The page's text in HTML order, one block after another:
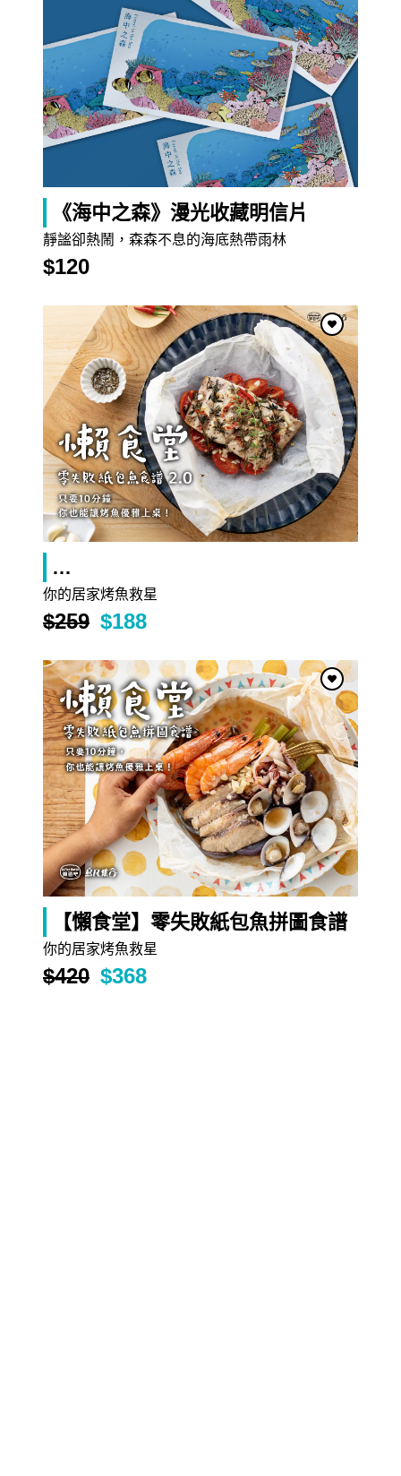
惠子有一段對話：「…南
…
茶消暑最棒了！冷泡茶比
探索更多內容 >
《甜作之盒》月老供品組（完售） $707
《海中之森》漫光收藏明信片
靜謐卻熱鬧，森森不息的海底熱帶雨林
$120
…
你的居家烤魚救星
$259 $188
【懶食堂】零失敗紙包魚拼圖食譜
你的居家烤魚救星
$420 $368